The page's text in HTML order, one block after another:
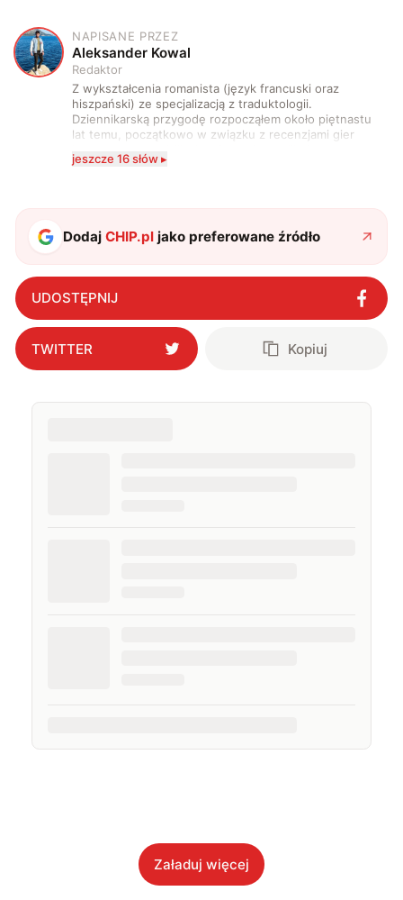
A
NAPISANE PRZEZ
Aleksander Kowal
Redaktor
Z wykształcenia romanista (język francuski oraz
hiszpański) ze specjalizacją z traduktologii.
Dziennikarską przygodę rozpocząłem około piętnastu
lat temu, początkowo w związku z recenzjami gier
zdecydowanie częściej na tematy związane z nauką
także uprawiać oraz oglądać sport.
jeszcze 16 słów ▸
DodajCHIP.pl jako preferowane źródło
UDOSTĘPNIJ
TWITTER Kopiuj
Załaduj więcej